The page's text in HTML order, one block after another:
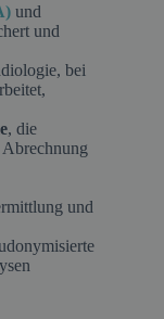
und
und
bei
, die
und